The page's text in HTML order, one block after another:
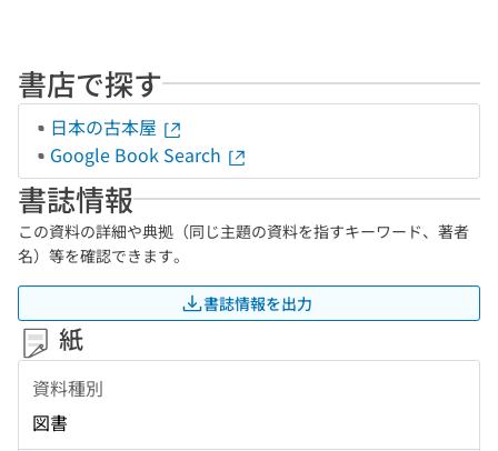
書店で探す
日本の古本屋
Google Book Search
書誌情報
この資料の詳細や典拠（同じ主題の資料を指すキーワード、著者
名）等を確認できます。
書誌情報を出力
紙
資料種別
図書